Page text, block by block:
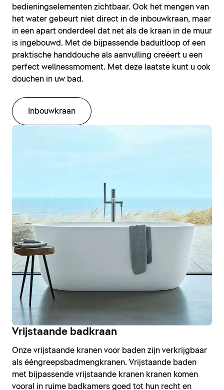
bedieningselementen zichtbaar. Ook het mengen van
het water gebeurt niet direct in de inbouwkraan, maar
in een apart onderdeel dat net als de kraan in de muur
is ingebouwd. Met de bijpassende baduitloop of een
praktische handdouche als aanvulling creëert u een
perfect wellnessmoment. Met deze laatste kunt u ook
douchen in uw bad.
Inbouwkraan
Vrijstaande badkraan
Onze vrijstaande kranen voor baden zijn verkrijgbaar
als ééngreepsbadmengkranen. Vrijstaande baden
met bijpassende vrijstaande kranen kranen komen
vooral in ruime badkamers goed tot hun recht en